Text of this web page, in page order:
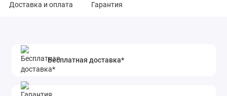
Доставка и оплата Гарантия
Бесплатная доставка*